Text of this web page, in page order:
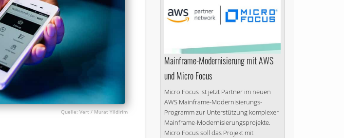
Vert / Murat Yildirim
Mainframe-Modernisierung mit AWS
und Micro Focus
Micro Focus ist jetzt Partner im neuen
AWS Mainframe-Modernisierungs-
Programm zur Unterstützung komplexer
Mainframe-Modernisierungsprojekte.
Micro Focus soll das Projekt mit